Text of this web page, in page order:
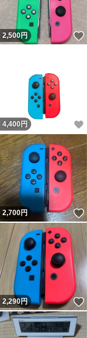
2,500円
4,400 円
2,700円
2,290円